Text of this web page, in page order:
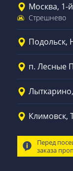
Москва, 1-
Стрешнево
Подольск,
п. Лесные
Климовск,
Перед
заказа